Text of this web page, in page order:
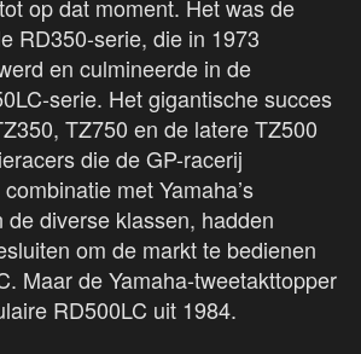
op dat moment. Het was de
RD350-serie, die in 1973
en culmineerde in de
serie. Het gigantische succes
TZ750 en de latere TZ500
die de GP-racerij
met Yamaha’s
diverse klassen, hadden
om de markt te bedienen
Maar de Yamaha-tweetakttopper
RD500LC uit 1984.